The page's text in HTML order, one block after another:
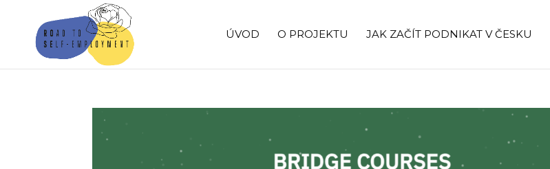
ÚVOD O PROJEKTU JAK ZAČÍT PODNIKAT V ČESKU